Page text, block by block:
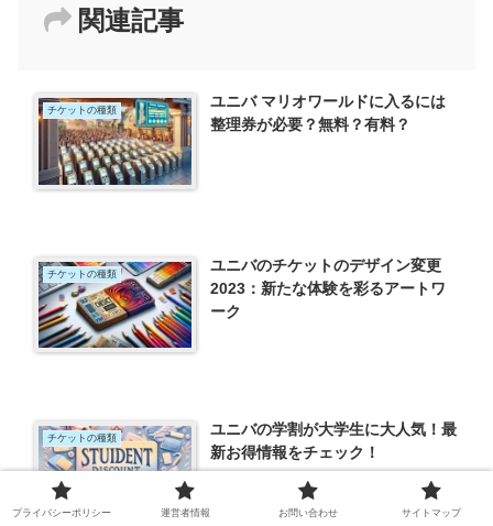
関連記事
チケットの種類
ユニバ マリオワールドに入るには
整理券が必要？無料？有料？
チケットの種類
ユニバのチケットのデザイン変更
2023：新たな体験を彩るアートワ
ーク
チケットの種類
ユニバの学割が大学生に大人気！最
新お得情報をチェック！
プライバシーポリシー 運営者情報 お問い合わせ サイトマップ